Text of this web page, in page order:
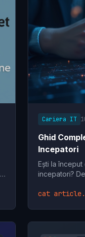
Cariera IT
Ghid
Incepatori
Ești la
incepatori?
în IT azi!
cat